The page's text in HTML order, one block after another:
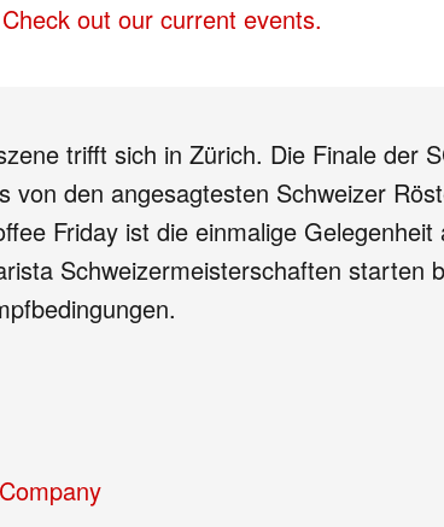
Check out our current events.
trifft sich in Zürich. Die Finale der
den angesagtesten Schweizer
Friday ist die einmalige
Schweizermeisterschaften